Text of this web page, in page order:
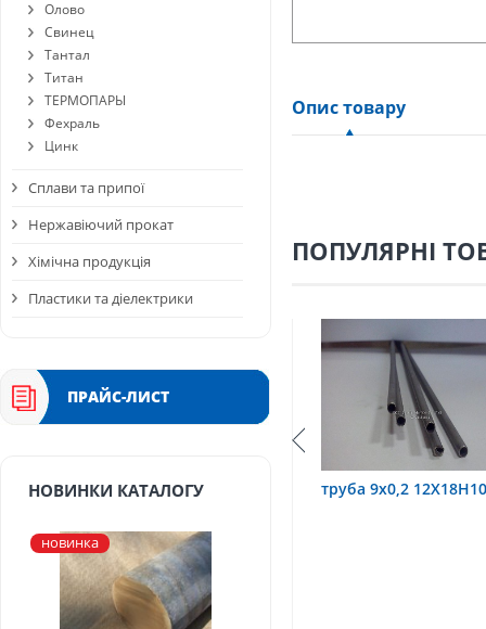
Опис товару
ПОПУЛЯРНІ
труба 9х0,2 12Х18Н10Т труба 75х1,5,
Олово
Свинец
Тантал
Титан
ТЕРМОПАРЫ
Фехраль
Цинк
Сплави та припої
Нержавіючий прокат
Хімічна продукція
Пластики та діелектрики
ПРАЙС-ЛИСТ
НОВИНКИ КАТАЛОГУ
новинка